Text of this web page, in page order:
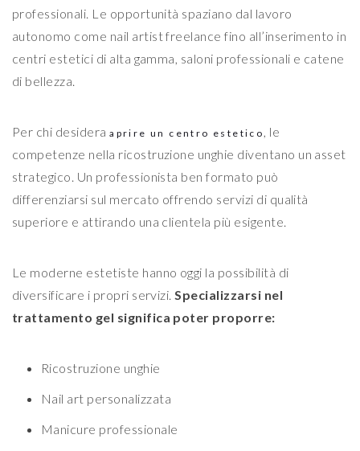
professionali. Le opportunità spaziano dal lavoro
autonomo come nail artist freelance fino all’inserimento in
centri estetici di alta gamma, saloni professionali e catene
di bellezza.
Per chi desideraaprire un centro estetico, le
competenze nella ricostruzione unghie diventano un asset
strategico. Un professionista ben formato può
differenziarsi sul mercato offrendo servizi di qualità
superiore e attirando una clientela più esigente.
Le moderne estetiste hanno oggi la possibilità di
diversificare i propri servizi.Specializzarsi nel
trattamento gel significa poter proporre:
Ricostruzione unghie
Nail art personalizzata
Manicure professionale